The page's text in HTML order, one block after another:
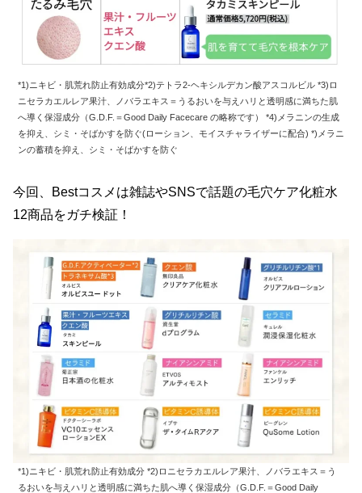
*1)ニキビ・肌荒れ防止有効成分*2)テトラ2-ヘキシルデカン酸アスコルビル *3)ロ
ニセラカエルレア果汁、ノバラエキス＝うるおいを与えハリと透明感に満ちた肌
へ導く保湿成分（G.D.F.＝Good Daily Facecare の略称です） *4)メラニンの生成
を抑え、シミ・そばかすを防ぐ(ローション、モイスチャライザーに配合) *)メラニ
ンの蓄積を抑え、シミ・そばかすを防ぐ
今回、Bestコスメは雑誌やSNSで話題の毛穴ケア化粧水
12商品をガチ検証！
*1)ニキビ・肌荒れ防止有効成分 *2)ロニセラカエルレア果汁、ノバラエキス＝う
るおいを与えハリと透明感に満ちた肌へ導く保湿成分（G.D.F.＝Good Daily